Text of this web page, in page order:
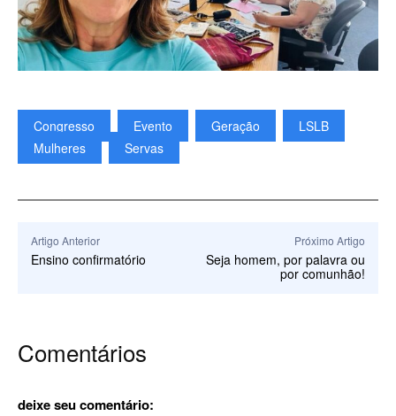
Congresso Evento Geração
LSLB
Mulheres
Servas
Artigo Anterior
Ensino confirmatório
Próximo Artigo
Seja homem, por palavra ou
por comunhão!
Comentários
deixe seu comentário: